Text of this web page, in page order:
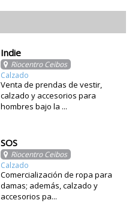
Indie
Riocentro Ceibos
Calzado
Venta de prendas de vestir,
calzado y accesorios para
hombres bajo la ...
SOS
Riocentro Ceibos
Calzado
Comercialización de ropa para
damas; además, calzado y
accesorios pa...